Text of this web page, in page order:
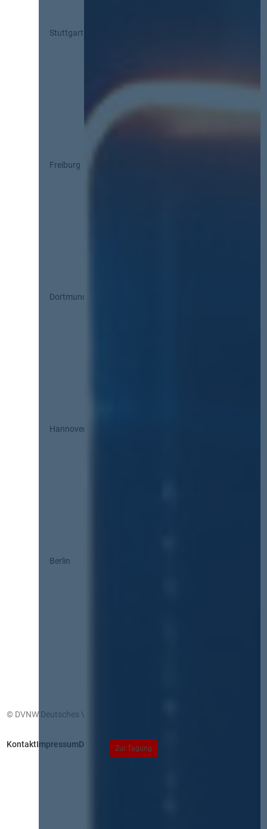
Zur Tagung
Stuttgart
Freiburg
Dortmund
Hannover
Berlin
© DVNW Deutsches Vergabenetzwerk GmbH
KontaktImpressumDatenschutz